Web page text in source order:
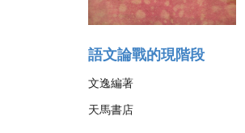
語文論戰的現階段
文逸編著
天馬書店